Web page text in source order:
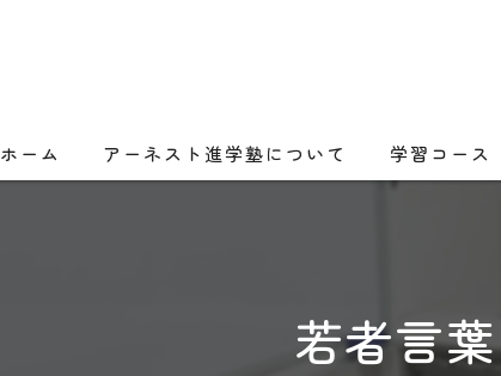
ホーム アーネスト進学塾について 学習コース
高校生コース
若者言葉